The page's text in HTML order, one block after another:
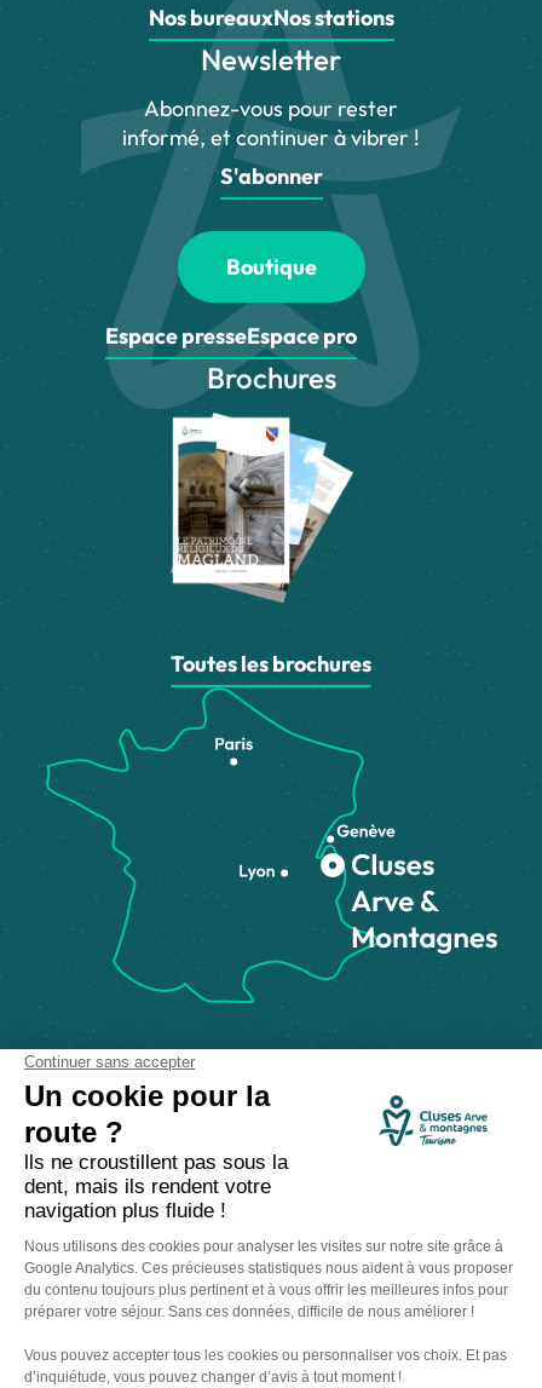
Nos bureauxNos stations
Newsletter
Abonnez-vous pour rester
informé, et continuer à vibrer !
S'abonner
Boutique
Espace presseEspace pro
Brochures
Toutes les brochures
Comment venir ?
Made with by IRIS Interactive
Mentions légales - Politique de confidentialité
Accessibilité numérique
conditions d'utilisationde Google s'appliquent.